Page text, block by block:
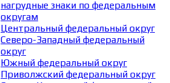
нагрудные знаки по федеральным
округам
Центральный федеральный округ
Северо-Западный федеральный
округ
Южный федеральный округ
Приволжский федеральный округ